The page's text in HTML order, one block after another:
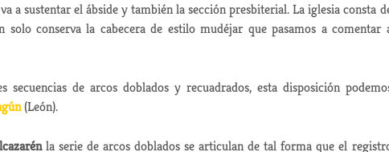
a sustentar el ábside y también la sección presbiterial. La iglesia consta
solo conserva la cabecera de estilo mudéjar que pasamos a comentar
de arcos doblados y recuadrados, esta disposición
(León).
la serie de arcos doblados se articulan de tal forma que el